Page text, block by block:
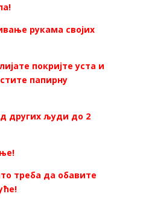
рукама својих
покријте уста и
папирну
других људи до 2
треба да обавите